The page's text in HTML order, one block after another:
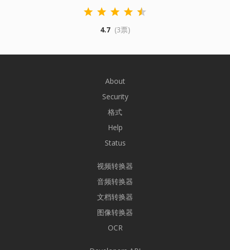
4.7 (3票)
About
Security
格式
Help
Status
视频转换器
音频转换器
文档转换器
图像转换器
OCR